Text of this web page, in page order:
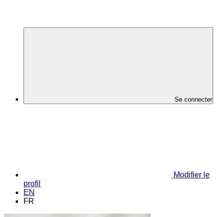
Se connecter
Modifier le
profil
EN
FR